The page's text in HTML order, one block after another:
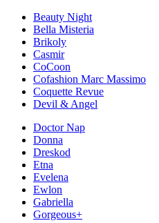
Beauty Night
Bella Misteria
Brikoly
Casmir
CoCoon
Cofashion Marc Massimo
Coquette Revue
Devil & Angel
Doctor Nap
Donna
Dreskod
Etna
Evelena
Ewlon
Gabriella
Gorgeous+